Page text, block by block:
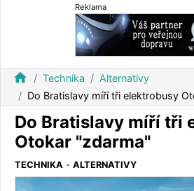
Reklama
home Technika
Alternativy
Do Bratislavy míří tři elektrobusy
Do Bratislavy míří tři
Otokar "zdarma"
TECHNIKA - ALTERNATIVY